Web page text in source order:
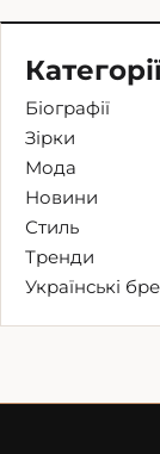
Біографії
Зірки
Мода
Новини
Стиль
Тренди
Українські